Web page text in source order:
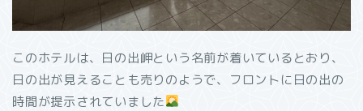
このホテルは、日の出岬という名前が着いているとおり、
日の出が見えることも売りのようで、フロントに日の出の
時間が提示されていました